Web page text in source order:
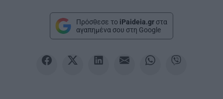
Πρόσθεσε το iPaideia.gr στα
αγαπημένα σου στη Google